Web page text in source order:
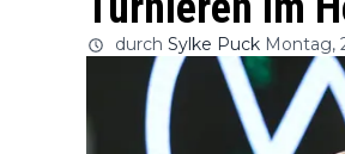
durch Sylke Puck Montag,